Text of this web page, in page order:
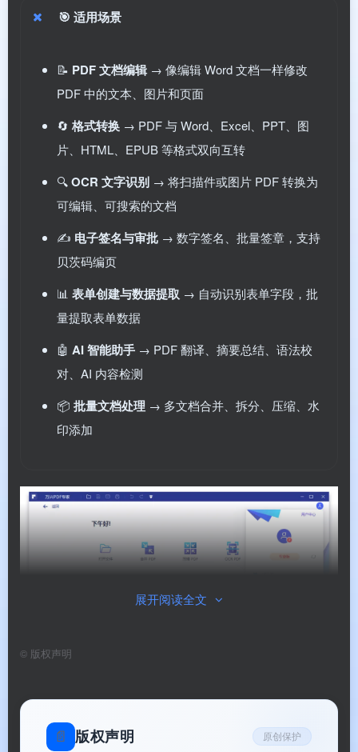
🎯 适用场景
📝 PDF 文档编辑→ 像编辑 Word 文档一样修改
PDF 中的文本、图片和页面
🔄 格式转换 → PDF 与 Word、Excel、PPT、图
片、HTML、EPUB 等格式双向互转
🔍OCR 文字识别 → 将扫描件或图片 PDF 转换为
可编辑、可搜索的文档
✍️ 电子签名与审批 → 数字签名、批量签章，支持
贝茨码编页
📊 表单创建与数据提取 → 自动识别表单字段，批
量提取表单数据
🤖 AI 智能助手 → PDF 翻译、摘要总结、语法校
对、AI 内容检测
📦 批量文档处理 → 多文档合并、拆分、压缩、水
印添加
万兴PDF专家Windows专业版
软件功能
展开阅读全文
© 版权声明
📄 版权声明 原创保护